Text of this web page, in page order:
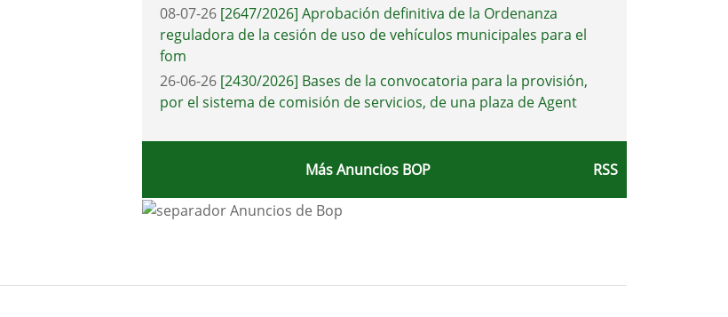
08-07-26 [2647/2026] Aprobación definitiva de la Ordenanza
reguladora de la cesión de uso de vehículos municipales para el
fom
26-06-26 [2430/2026] Bases de la convocatoria para la provisión,
por el sistema de comisión de servicios, de una plaza de Agent
Más Anuncios BOP RSS